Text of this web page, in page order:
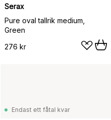
Serax
Pure oval tallrik medium,
Green
276 kr
Endast ett fåtal kvar